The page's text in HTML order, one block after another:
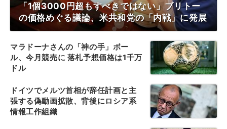
「1個3000円超もすべきではない」ブリトー
の価格めぐる議論、米共和党の「内戦」に発展
マラドーナさんの「神の手」ボー
ル、今月競売に 落札予想価格は1千万
ドル
ドイツでメルツ首相が辞任計画と主
張する偽動画拡散、背後にロシア系
情報工作組織